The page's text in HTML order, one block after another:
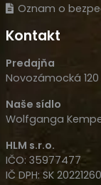
Oznam o
Kontakt
Predajňa
Novozámocká
Naše sídlo
Wolfganga
HLM s.r.o.
IČO: 35977477
IČ DPH: SK